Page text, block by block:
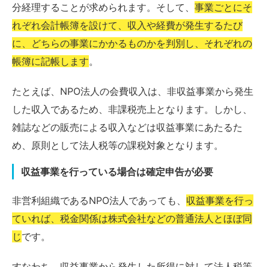
分経理することが求められます。そして、 事業ごとにそ
れぞれ会計帳簿を設けて、収入や経費が発生するたび
に、どちらの事業にかかるものかを判別し、それぞれの
帳簿に記帳します。
たとえば、NPO法人の会費収入は、非収益事業から発生
した収入であるため、非課税売上となります。しかし、
雑誌などの販売による収入などは収益事業にあたるた
め、原則として法人税等の課税対象となります。
収益事業を行っている場合は確定申告が必要
非営利組織であるNPO法人であっても、 収益事業を行っ
ていれば、税金関係は株式会社などの普通法人とほぼ同
じです。